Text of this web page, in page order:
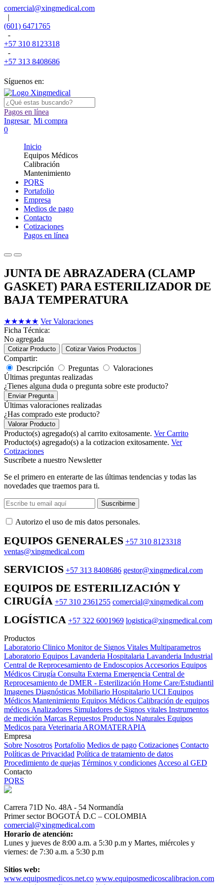
comercial@xingmedical.com
|
(601) 6471765
-
+57 310 8123318
-
+57 313 8408686
Síguenos en:
Pagos en línea
Ingresar Mi compra
0
Inicio
Equipos Médicos
Calibración
Mantenimiento
PQRS
Portafolio
Empresa
Medios de pago
Contacto
Cotizaciones
Pagos en línea
JUNTA DE ABRAZADERA (CLAMP
GASKET) PARA ESTERILIZADOR DE
BAJA TEMPERATURA
★★★★★ Ver Valoraciones
Ficha Técnica:
No agregada
Cotizar Producto Cotizar Varios Productos
Compartir:
Descripción
Preguntas
Valoraciones
Últimas preguntas realizadas
¿Tienes alguna duda o pregunta sobre este producto?
Enviar Pregunta
Últimas valoraciones realizadas
¿Has comprado este producto?
Valorar Producto
Producto(s) agregado(s) al carrito exitosamente. Ver Carrito
Producto(s) agregado(s) a la cotizacion exitosamente. Ver
Cotizaciones
Suscríbete a nuestro Newsletter
Se el primero en enterarte de las últimas tendencias y todas las
novedades que traemos para ti.
Suscribirme
Autorizo ​​el uso de mis datos personales.
EQUIPOS GENERALES +57 310 8123318
ventas@xingmedical.com
SERVICIOS +57 313 8408686 gestor@xingmedical.com
EQUIPOS DE ESTERILIZACIÓN Y
CIRUGÍA +57 310 2361255 comercial@xingmedical.com
LOGÍSTICA +57 322 6001969 logistica@xingmedical.com
Productos
Laboratorio Clinico Monitor de Signos Vitales Multiparametros
Laboratorio Equipos Lavanderia Hospitalaria Lavanderia Industrial
Central de Reprocesamiento de Endoscopios Accesorios Equipos
Médicos Cirugía Consulta Externa Emergencia Central de
Reprocesamiento de DMER - Esterilización Home Care/Estudiantil
Imagenes Diagnósticas Mobiliario Hospitalario UCI Equipos
Médicos Mantenimiento Equipos Médicos Calibración de equipos
médicos Analizadores Simuladores de Signos vitales Instrumentos
de medición Marcas Repuestos Productos Naturales Equipos
Medicos para Veterinaria AROMATERAPIA
Empresa
Sobre Nosotros Portafolio Medios de pago Cotizaciones Contacto
Políticas de Privacidad Política de tratamiento de datos
Procedimiento de quejas Términos y condiciones Acceso al GED
Contacto
PQRS
Carrera 71D No. 48A - 54 Normandía
Primer sector BOGOTÁ D.C – COLOMBIA
comercial@xingmedical.com
Horario de atención:
Lunes y jueves de 8:00 a.m. a 5:30 p.m y Martes, miércoles y
viernes: de 7:30 a.m. a 5:30 p.m
Sitios web:
www.equiposmedicos.net.co www.equiposmedicoscalibracion.com